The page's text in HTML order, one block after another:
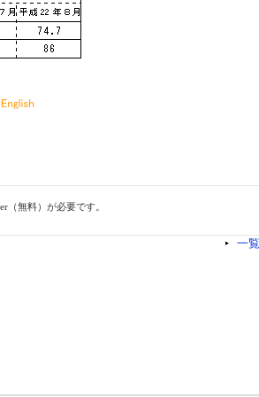
（無料）が必要です。
一